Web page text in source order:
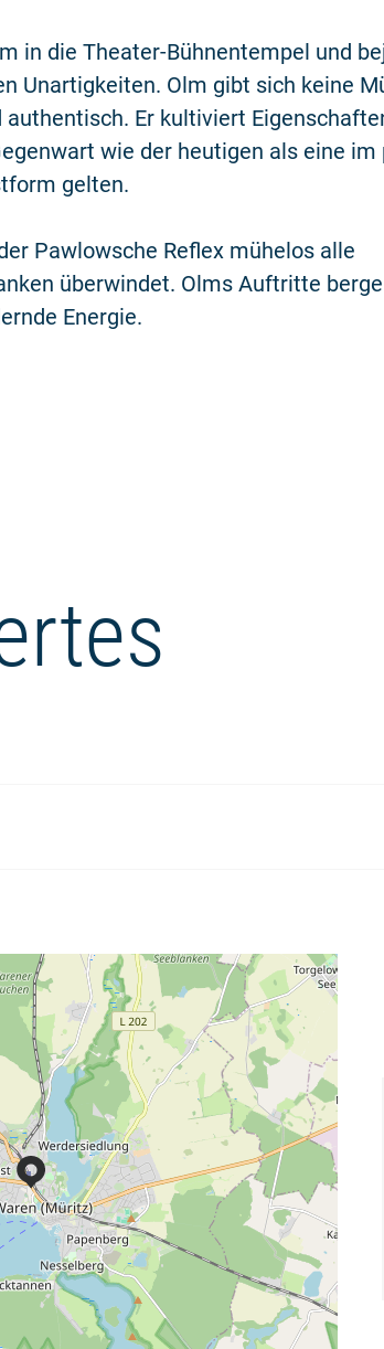
in die Theater-Bühnentempel und
Unartigkeiten. Olm gibt sich keine
authentisch. Er kultiviert
wie der heutigen als eine im
gelten.
Pawlowsche Reflex mühelos alle
überwindet. Olms Auftritte
Energie.